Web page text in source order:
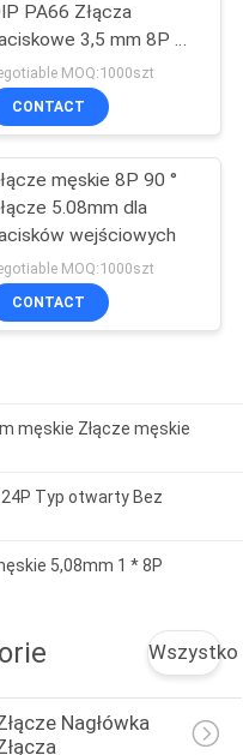
PA66 Złącza
3,5 mm 8P w
MOQ:1000szt
CONTACT
męskie 8P 90 °
5.08mm dla
wejściowych
MOQ:1000szt
CONTACT
męskie Złącze męskie
Typ otwarty Bez
5,08mm 1 * 8P
Wszystko
Nagłówka